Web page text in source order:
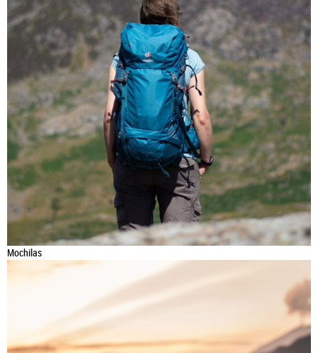
Mochilas